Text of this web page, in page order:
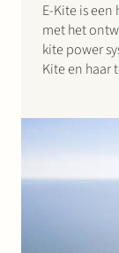
E-Kite is
met het
kite power
Kite en haar